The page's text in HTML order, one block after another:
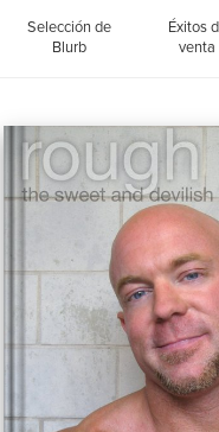
Selección de
Blurb
Éxitos
venta